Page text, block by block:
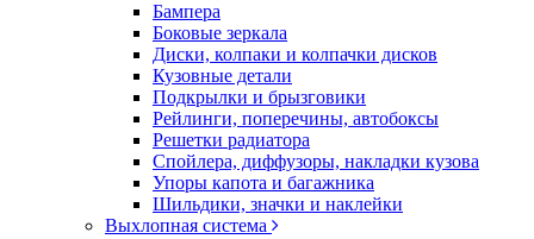
Бампера
Боковые зеркала
Диски, колпаки и колпачки дисков
Кузовные детали
Подкрылки и брызговики
Рейлинги, поперечины, автобоксы
Решетки радиатора
Спойлера, диффузоры, накладки кузова
Упоры капота и багажника
Шильдики, значки и наклейки
Выхлопная система